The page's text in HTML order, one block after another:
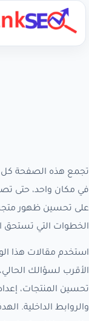
في مكان واحد، حتى
الخطوات التي تستحق
استخدم مقالات هذا
الأقرب لسؤالك
تحسين المنتجات،
والروابط الداخلية.